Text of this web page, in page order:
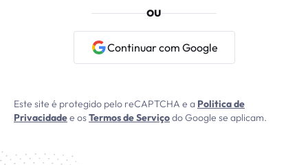
ou
Continuar com Google
Este site é protegido pelo reCAPTCHA e a Politica de
Privacidadee osTermos de Serviçodo Google se aplicam.